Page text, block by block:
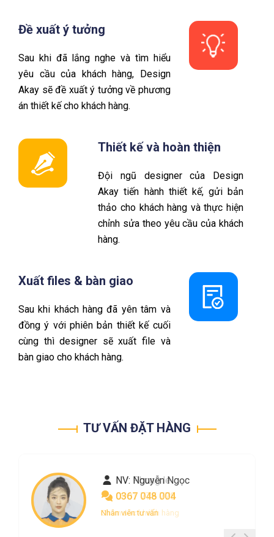
Đề xuất ý tưởng
Sau khi đã lắng nghe và tìm hiểu
yêu cầu của khách hàng, Design
Akay sẽ đề xuất ý tưởng về phương
án thiết kế cho khách hàng.
Thiết kế và hoàn thiện
Đội ngũ designer của Design
Akay tiến hành thiết kế, gửi bản
thảo cho khách hàng và thực hiện
chỉnh sửa theo yêu cầu của khách
hàng.
Xuất files & bàn giao
Sau khi khách hàng đã yên tâm và
đồng ý với phiên bản thiết kế cuối
cùng thì designer sẽ xuất file và
bàn giao cho khách hàng.
TƯ VẤN ĐẶT HÀNG
NV: Nguyễn Ngọc
0367 048 004
Nhân viên tư vấn
NV: Phong le
0901 775 778
Chăm sóc khách hàng